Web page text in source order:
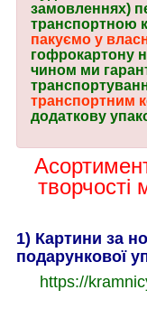
замовленнях)
транспортною
пакуємо у
гофрокартону
чином ми
транспортним
додаткову
творчості
1) Картини за
подарункової
https://